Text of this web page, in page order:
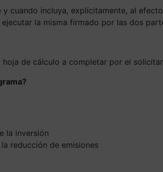
cuando incluya, explícitamente, al
la misma firmado por las dos
de cálculo a completar por el
la inversión
reducción de emisiones